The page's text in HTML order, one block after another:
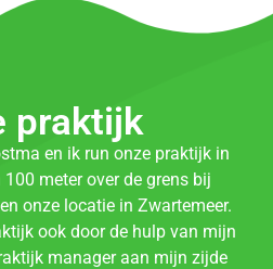
praktijk
en ik run onze praktijk in
meter over de grens bij
onze locatie in Zwartemeer.
ook door de hulp van mijn
manager aan mijn zijde